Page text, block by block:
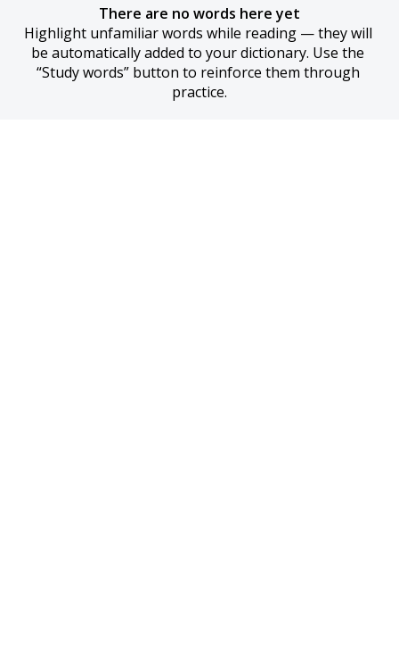
There are no words here yet
Highlight unfamiliar words while reading — they will
be automatically added to your dictionary. Use the
“Study words” button to reinforce them through
practice.